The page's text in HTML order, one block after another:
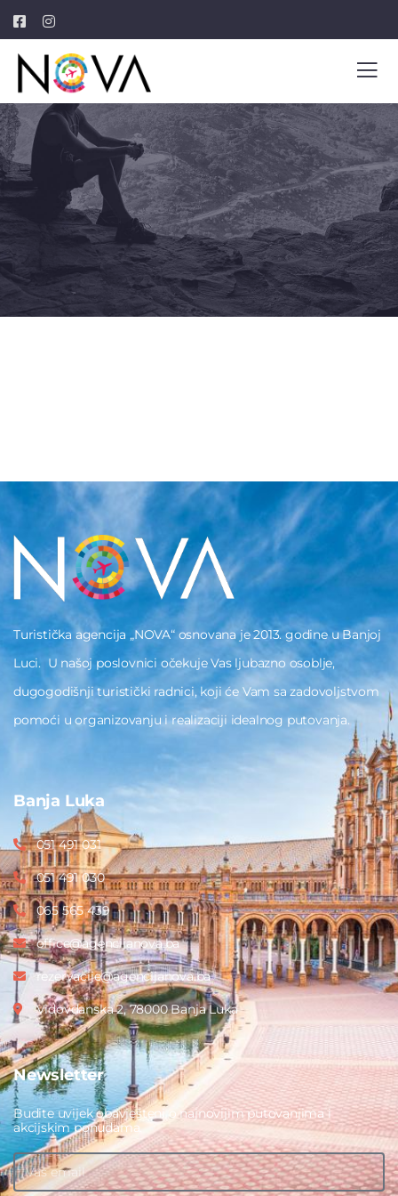
Turistička agencija „NOVA“ osnovana je 2013. godine u Banjoj
Luci. U našoj poslovnici očekuje Vas ljubazno osoblje,
dugogodišnji turistički radnici, koji će Vam sa zadovoljstvom
pomoći u organizovanju i realizaciji idealnog putovanja.
Banja Luka
051 491 031
051 491 030
065 565 439
office@agencijanova.ba
rezervacije@agencijanova.ba
Vidovdanska 2, 78000 Banja Luka
Newsletter
Budite uvijek obavješteni o najnovijim putovanjima i
akcijskim ponudama.